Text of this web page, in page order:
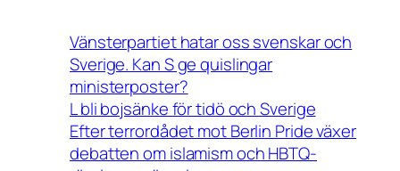
Vänsterpartiet hatar oss svenskar och
Sverige. Kan S ge quislingar
ministerposter?
L bli bojsänke för tidö och Sverige
Efter terrordådet mot Berlin Pride växer
debatten om islamism och HBTQ-